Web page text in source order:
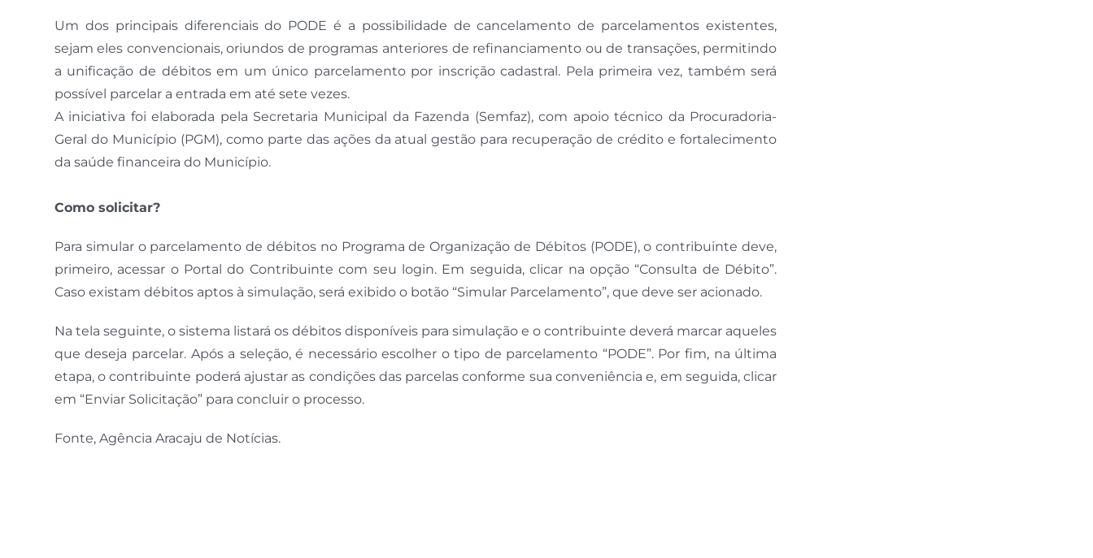
Um dos principais diferenciais do PODE é a possibilidade de cancelamento de parcelamentos existentes,
sejam eles convencionais, oriundos de programas anteriores de refinanciamento ou de transações, permitindo
a unificação de débitos em um único parcelamento por inscrição cadastral. Pela primeira vez, também será
possível parcelar a entrada em até sete vezes.
A iniciativa foi elaborada pela Secretaria Municipal da Fazenda (Semfaz), com apoio técnico da Procuradoria-
Geral do Município (PGM), como parte das ações da atual gestão para recuperação de crédito e fortalecimento
da saúde financeira do Município.
Como solicitar?
Para simular o parcelamento de débitos no Programa de Organização de Débitos (PODE), o contribuinte deve,
primeiro, acessar o Portal do Contribuinte com seu login. Em seguida, clicar na opção “Consulta de Débito”.
Caso existam débitos aptos à simulação, será exibido o botão “Simular Parcelamento”, que deve ser acionado.
Na tela seguinte, o sistema listará os débitos disponíveis para simulação e o contribuinte deverá marcar aqueles
que deseja parcelar. Após a seleção, é necessário escolher o tipo de parcelamento “PODE”. Por fim, na última
etapa, o contribuinte poderá ajustar as condições das parcelas conforme sua conveniência e, em seguida, clicar
em “Enviar Solicitação” para concluir o processo.
Fonte, Agência Aracaju de Notícias.